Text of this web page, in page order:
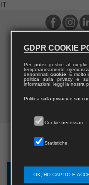
IT
GDPR COOKIE
Per poter gestire al
temporaneamente
denominati cookie. È molto
politica sulla privacy e
informazioni, leggi la nostra
Politica sulla privacy e sui
Cookie necessari
Statistiche
OK, HO CAPITO E